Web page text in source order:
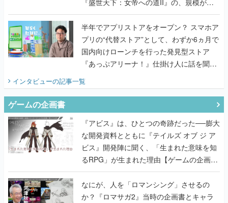
『盛世天下：女帝への道II』の、規模が違
うこだわりをプロデューサーに聞いた
半年でアプリストアをオープン？ スマホア
プリの“代替ストア”として、わずか6ヵ月で
国内向けローンチを行った発見型ストア
『あっぷアリーナ！』仕掛け人に話を聞い
てみた
インタビューの記事一覧
ゲームの企画書
『アビス』は、ひとつの奇跡だった──膨大
な開発資料とともに『テイルズ オブ ジ ア
ビス』開発陣に聞く、「生まれた意味を知
るRPG」が生まれた理由【ゲームの企画
書】
なにが、人を「ロマンシング」させるの
か？『ロマサガ2』当時の企画書とキャラ